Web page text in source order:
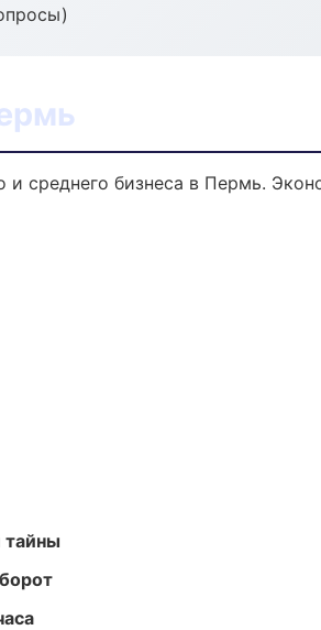
и среднего бизнеса в Пермь.
тайны